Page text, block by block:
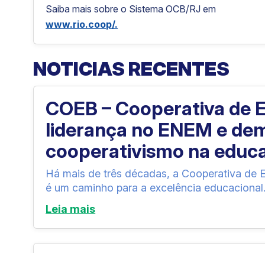
Saiba mais sobre o Sistema OCB/RJ em
www.rio.coop/.
NOTICIAS RECENTES
COEB – Cooperativa de
liderança no ENEM e
cooperativismo na
Há mais de três décadas, a Cooperativa de
é um caminho para a excelência
Leia mais